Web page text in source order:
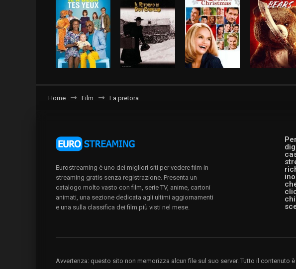
Home Film La pretora
Eurostreaming è uno dei migliori siti per vedere film in
streaming gratis senza registrazione. Presenta un
catalogo molto vasto con film, serie TV, anime, cartoni
animati, una sezione dedicata agli ultimi aggiornamenti
e una sulla classifica dei film più visti nel mese.
Avvertenza: questo sito non memorizza alcun file sul suo server. Tutto il